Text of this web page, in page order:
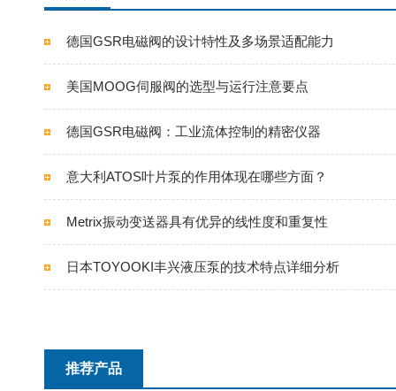
德国GSR电磁阀的设计特性及多场景适配能力
美国MOOG伺服阀的选型与运行注意要点
德国GSR电磁阀：工业流体控制的精密仪器
意大利ATOS叶片泵的作用体现在哪些方面？
Metrix振动变送器具有优异的线性度和重复性
日本TOYOOKI丰兴液压泵的技术特点详细分析
推荐产品